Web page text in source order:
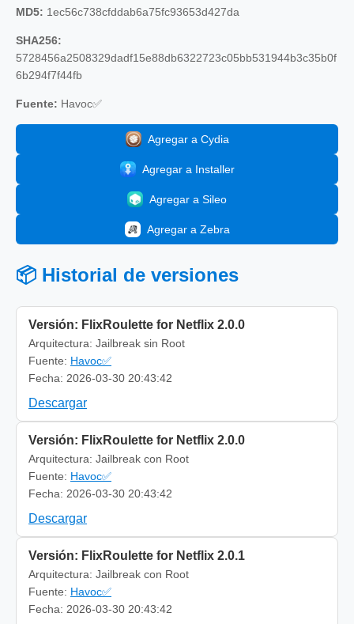
MD5: 1ec56c738cfddab6a75fc93653d427da
SHA256:
5728456a2508329dadf15e88db6322723c05bb531944b3c35b0f
6b294f7f44fb
Fuente: Havoc✅
Agregar a Cydia
Agregar a Installer
Agregar a Sileo
Agregar a Zebra
📦 Historial de versiones
Versión: FlixRoulette for Netflix 2.0.0
Arquitectura: Jailbreak sin Root
Fuente: Havoc✅
Fecha: 2026-03-30 20:43:42
Descargar
Versión: FlixRoulette for Netflix 2.0.0
Arquitectura: Jailbreak con Root
Fuente: Havoc✅
Fecha: 2026-03-30 20:43:42
Descargar
Versión: FlixRoulette for Netflix 2.0.1
Arquitectura: Jailbreak con Root
Fuente: Havoc✅
Fecha: 2026-03-30 20:43:42